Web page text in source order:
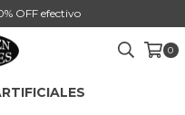
OFF efectivo
0